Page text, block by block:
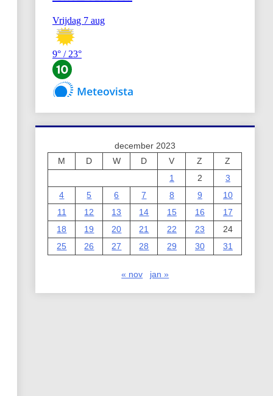
december 2023
M
D W D V Z
Z
1
2
3
4
5 6 7 8 9
10
11
12 13 14 15 16
17
18
19 20 21 22 23
24
25
26 27 28 29 30 31
« nov jan »